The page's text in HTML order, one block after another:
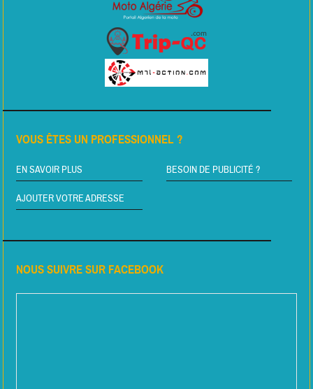
VOUS ÊTES UN PROFESSIONNEL ?
EN SAVOIR PLUS BESOIN DE PUBLICITÉ ?
AJOUTER VOTRE ADRESSE
NOUS SUIVRE SUR FACEBOOK